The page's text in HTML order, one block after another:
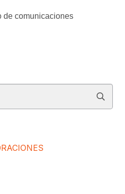
de comunicaciones